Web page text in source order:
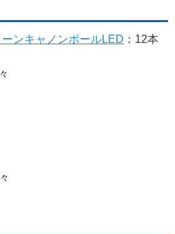
ンキャノンボールLED ：12本